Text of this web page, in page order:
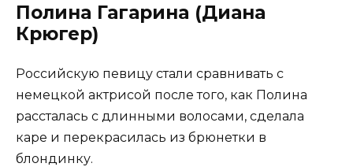
Полина Гагарина (Диана
Крюгер)
Российскую певицу стали сравнивать с
немецкой актрисой после того, как Полина
рассталась с длинными волосами, сделала
каре и перекрасилась из брюнетки в
блондинку.